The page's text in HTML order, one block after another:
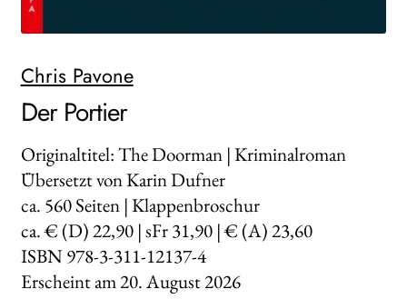
Chris Pavone
Der Portier
Originaltitel: The Doorman | Kriminalroman
Übersetzt von Karin Dufner
ca. 560Seiten | Klappenbroschur
ca. € (D) 22,90 | sFr 31,90 | € (A) 23,60
ISBN 978-3-311-12137-4
Erscheint am20. August 2026